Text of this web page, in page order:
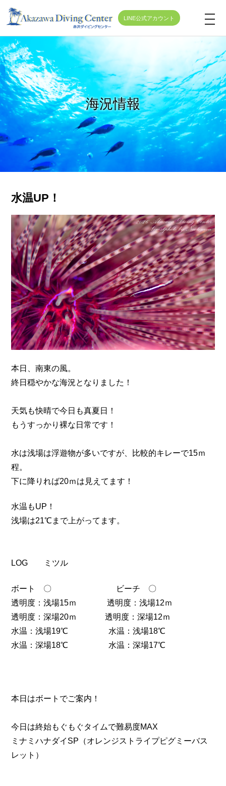
LINE公式アカウント
t
o
g
e
n
a
v
o
n
海況情報
水温UP！
本日、南東の風。
終日穏やかな海況となりました！
天気も快晴で今日も真夏日！
もうすっかり裸な日常です！
水は浅場は浮遊物が多いですが、比較的キレーで15ｍ
程。
下に降りれば20ｍは見えてます！
水温もUP！
浅場は21℃まで上がってます。
LOG ミツル
ボート 〇 ビーチ 〇
透明度：浅場15ｍ 透明度：浅場12ｍ
透明度：深場20ｍ 透明度：深場12ｍ
水温：浅場19℃ 水温：浅場18℃
水温：深場18℃ 水温：深場17℃
本日はボートでご案内！
今日は終始もぐもぐタイムで難易度MAX
ミナミハナダイSP（オレンジストライプピグミーバス
レット）